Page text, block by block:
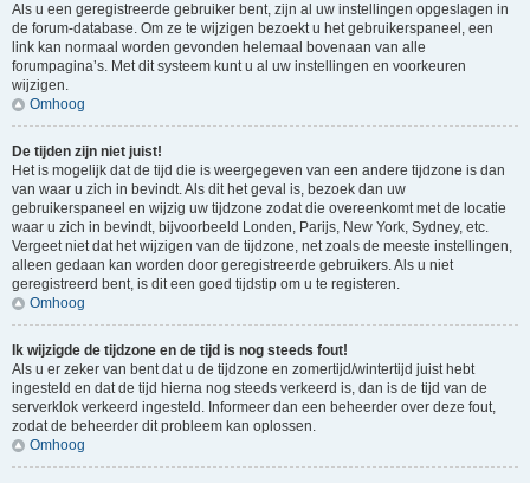
Als u een geregistreerde gebruiker bent, zijn al uw instellingen opgeslagen in
de forum-database. Om ze te wijzigen bezoekt u het gebruikerspaneel, een
link kan normaal worden gevonden helemaal bovenaan van alle
forumpagina’s. Met dit systeem kunt u al uw instellingen en voorkeuren
wijzigen.
Omhoog
De tijden zijn niet juist!
Het is mogelijk dat de tijd die is weergegeven van een andere tijdzone is dan
van waar u zich in bevindt. Als dit het geval is, bezoek dan uw
gebruikerspaneel en wijzig uw tijdzone zodat die overeenkomt met de locatie
waar u zich in bevindt, bijvoorbeeld Londen, Parijs, New York, Sydney, etc.
Vergeet niet dat het wijzigen van de tijdzone, net zoals de meeste instellingen,
alleen gedaan kan worden door geregistreerde gebruikers. Als u niet
geregistreerd bent, is dit een goed tijdstip om u te registeren.
Omhoog
Ik wijzigde de tijdzone en de tijd is nog steeds fout!
Als u er zeker van bent dat u de tijdzone en zomertijd/wintertijd juist hebt
ingesteld en dat de tijd hierna nog steeds verkeerd is, dan is de tijd van de
serverklok verkeerd ingesteld. Informeer dan een beheerder over deze fout,
zodat de beheerder dit probleem kan oplossen.
Omhoog